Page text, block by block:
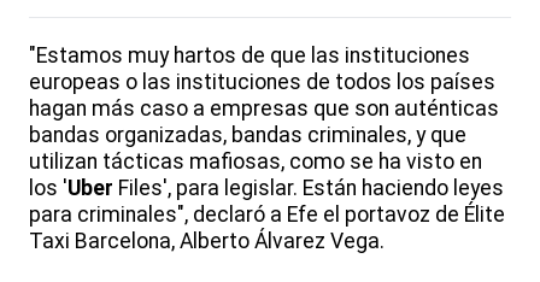
"Estamos muy hartos de que las instituciones
europeas o las instituciones de todos los países
hagan más caso a empresas que son auténticas
bandas organizadas, bandas criminales, y que
utilizan tácticas mafiosas, como se ha visto en
los 'Uber Files', para legislar. Están haciendo leyes
para criminales", declaró a Efe el portavoz de Élite
Taxi Barcelona, Alberto Álvarez Vega.